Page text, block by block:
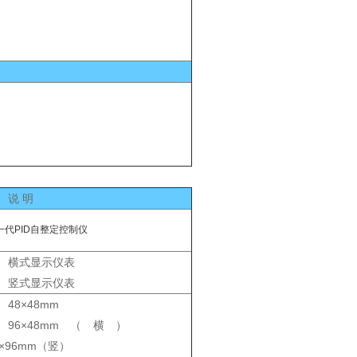
说 明
代PID自整定控制仪
横式显示仪表
竖式显示仪表
48×48mm
96×48mm（横）
（竖）